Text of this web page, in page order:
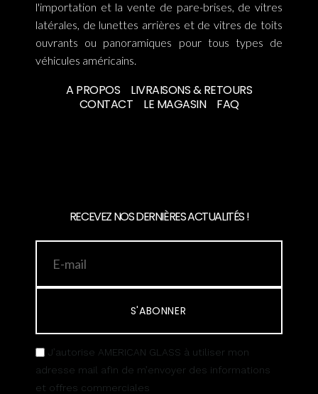
l'importation et la vente de pare-brises, de vitres
latérales, de lunettes arrières et de vitres de toits
ouvrants ou panoramiques pour tous types de
véhicules américains.
A PROPOS
LIVRAISONS & RETOURS
CONTACT
LE MAGASIN FAQ
RECEVEZ NOS DERNIÈRES ACTUALITÉS !
S'ABONNER
J’autorise AMERICAN GLASS à utiliser mon
adresse mail afin de m’envoyer des informations
et offres commerciales